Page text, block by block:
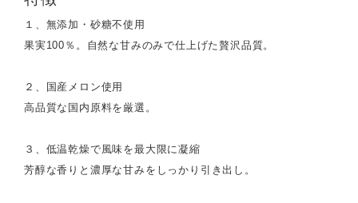
１、無添加・砂糖不使用
果実100％。自然な甘みのみで仕上げた贅沢品質。
２、国産メロン使用
高品質な国内原料を厳選。
３、低温乾燥で風味を最大限に凝縮
芳醇な香りと濃厚な甘みをしっかり引き出し。